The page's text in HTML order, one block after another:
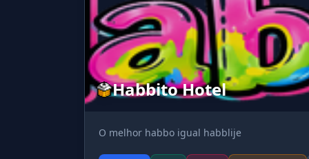
Habbito Hotel
O melhor habbo igual habblije